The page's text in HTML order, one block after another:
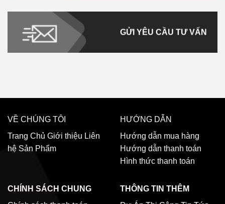
GỬI YÊU CẦU TƯ VẤN
VỀ CHÚNG TÔI
Trang Chủ Giới thiệu Liên
hệ Sản Phẩm
HƯỚNG DẪN
Hướng dẫn mua hàng
Hướng dẫn thanh toán
Hình thức thanh toán
CHÍNH SÁCH CHUNG
THÔNG TIN THÊM